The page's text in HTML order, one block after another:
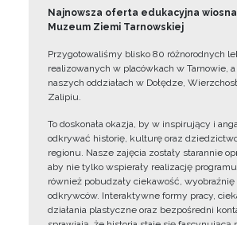
Najnowsza oferta edukacyjna
Muzeum Ziemi Tarnowskiej
Przygotowaliśmy blisko 80 różnorodnych
realizowanych w placówkach w Tarnowie,
naszych oddziałach w Dołędze,
Zalipiu.
To doskonała okazja, by w inspirujący i
odkrywać historię, kulturę oraz
regionu. Nasze zajęcia zostały starannie
aby nie tylko wspierały realizację
również pobudzały ciekawość, wyobraźnię
odkrywców. Interaktywne formy pracy,
działania plastyczne oraz bezpośredni